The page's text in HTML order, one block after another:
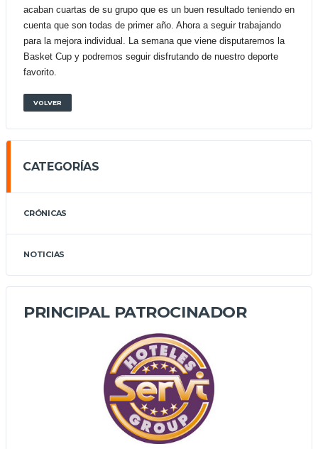
acaban cuartas de su grupo que es un buen resultado teniendo en
cuenta que son todas de primer año. Ahora a seguir trabajando
para la mejora individual. La semana que viene disputaremos la
Basket Cup y podremos seguir disfrutando de nuestro deporte
favorito.
VOLVER
CATEGORÍAS
CRÓNICAS
NOTICIAS
PRINCIPAL PATROCINADOR